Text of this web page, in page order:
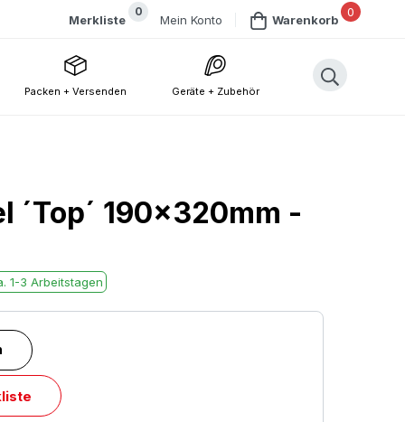
0
Merkliste Mein Konto
0
Warenkorb
Packen + Versenden Geräte + Zubehör
´Top´ 190x320mm -
1-3 Arbeitstagen